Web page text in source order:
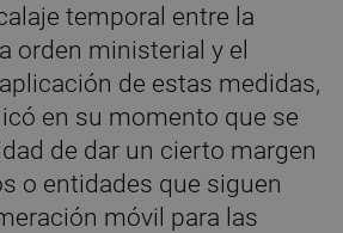
temporal entre la
orden ministerial y el
de estas medidas,
en su momento que se
de dar un cierto margen
o entidades que siguen
móvil para las